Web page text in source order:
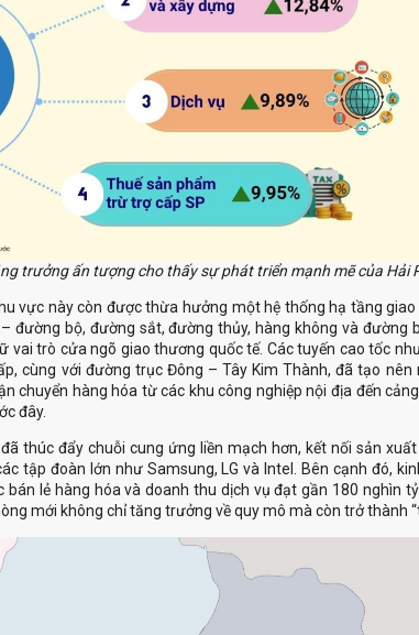
trưởng ấn tượng cho thấy sự phát triển mạnh mẽ của Hải
đường bộ, đường sắt, đường thủy, hàng không và đường
vai trò cửa ngõ giao thương quốc tế. Các tuyến cao tốc
cùng với đường trục Đông – Tây Kim Thành, đã tạo
chuyển hàng hóa từ các khu công nghiệp nội địa đến
tập đoàn lớn như Samsung, LG và Intel. Bên cạnh đó,
bán lẻ hàng hóa và doanh thu dịch vụ đạt gần 180 nghìn